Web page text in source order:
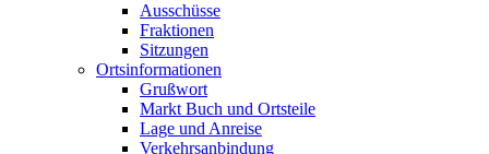
Ausschüsse
Fraktionen
Sitzungen
Ortsinformationen
Grußwort
Markt Buch und Ortsteile
Lage und Anreise
Verkehrsanbindung